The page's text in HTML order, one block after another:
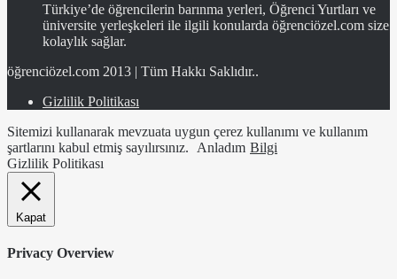
Türkiye’de öğrencilerin barınma yerleri, Öğrenci Yurtları ve
üniversite yerleşkeleri ile ilgili konularda öğrenciözel.com size
kolaylık sağlar.
öğrenciözel.com 2013 | Tüm Hakkı Saklıdır..
Gizlilik Politikası
Sitemizi kullanarak mevzuata uygun çerez kullanımı ve kullanım
şartlarını kabul etmiş sayılırsınız.
Anladım Bilgi
Gizlilik Politikası
Kapat
Privacy Overview